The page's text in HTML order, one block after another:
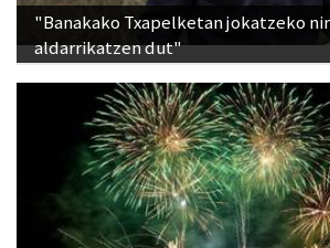
"Banakako Txapelketan jokatzeko
aldarrikatzen dut"